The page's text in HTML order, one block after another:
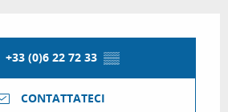
+33 (0)6 22 72 33 ▒▒
CONTATTATECI